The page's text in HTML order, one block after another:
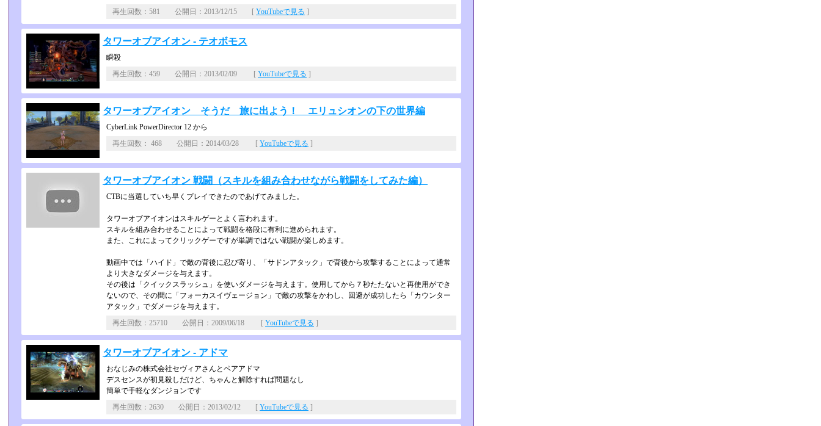
再生回数：581 公開日：2013/12/15 [ YouTubeで見る ]
タワーオブアイオン - テオボモス
瞬殺
再生回数：459 公開日：2013/02/09 [ YouTubeで見る ]
タワーオブアイオン そうだ 旅に出よう！ エリュシオンの下の世界編
CyberLink PowerDirector 12 から
再生回数： 468 公開日：2014/03/28 [ YouTubeで見る ]
タワーオブアイオン 戦闘（スキルを組み合わせながら戦闘をしてみた編）
CTBに当選していち早くプレイできたのであげてみました。
タワーオブアイオンはスキルゲーとよく言われます。
スキルを組み合わせることによって戦闘を格段に有利に進められます。
また、これによってクリックゲーですが単調ではない戦闘が楽しめます。
動画中では「ハイド」で敵の背後に忍び寄り、「サドンアタック」で背後から攻撃するこ­とによって通常
より大きなダメージを与えます。
その後は「クイックスラッシュ」を使いダメージを与えます。使用してから７秒たたない­と再使用ができ
ないので、その間に「フォーカスイヴェージョン」で敵の攻撃をかわし、­回避が成功したら「カウンター
アタック」でダメージを与えます。
再生回数：25710 公開日：2009/06/18 [ YouTubeで見る ]
タワーオブアイオン - アドマ
おなじみの株式会社セヴィアさんとペアアドマ
デスセンスが初見殺しだけど、ちゃんと解除すれば問題なし
簡単で手軽なダンジョンです
再生回数：2630 公開日：2013/02/12 [ YouTubeで見る ]